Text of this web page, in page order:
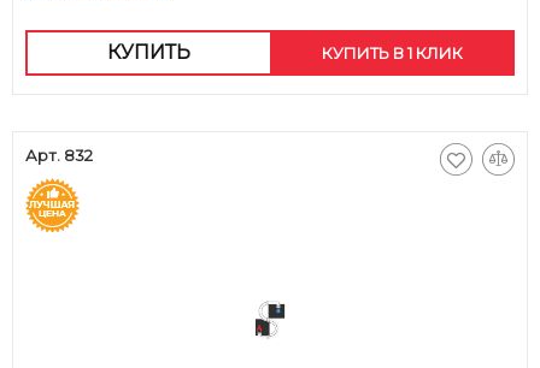
КУПИТЬ КУПИТЬ В 1 КЛИК
Арт. 832